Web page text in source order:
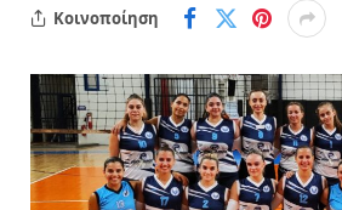
Κοινοποίηση